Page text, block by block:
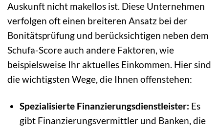
Auskunft nicht makellos ist. Diese Unternehmen
verfolgen oft einen breiteren Ansatz bei der
Bonitätsprüfung und berücksichtigen neben dem
Schufa-Score auch andere Faktoren, wie
beispielsweise Ihr aktuelles Einkommen. Hier sind
die wichtigsten Wege, die Ihnen offenstehen:
Spezialisierte Finanzierungsdienstleister: Es
gibt Finanzierungsvermittler und Banken, die